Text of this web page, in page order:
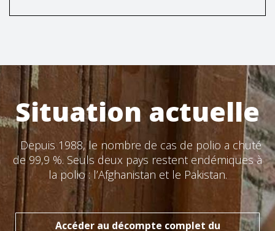
Situation actuelle
Depuis 1988, le nombre de cas de polio a chuté
de 99,9 %. Seuls deux pays restent endémiques à
la polio : l’Afghanistan et le Pakistan.
Accéder au décompte complet du